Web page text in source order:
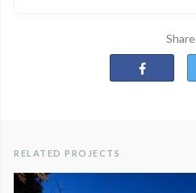
Share
RELATED PROJECTS